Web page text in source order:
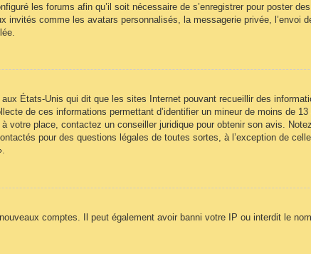
les forums afin qu’il soit nécessaire de s’enregistrer pour poster
comme les avatars personnalisés, la messagerie privée, l’envoi
États-Unis qui dit que les sites Internet pouvant recueillir des
de ces informations permettant d’identifier un mineur de moins de
votre place, contactez un conseiller juridique pour obtenir son avis.
pour des questions légales de toutes sortes, à l’exception de
comptes. Il peut également avoir banni votre IP ou interdit le